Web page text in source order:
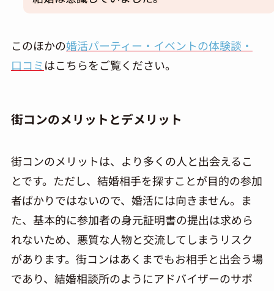
このほかの婚活パーティー・イベントの体験談・
口コミはこちらをご覧ください。
街コンのメリットとデメリット
街コンのメリットは、より多くの人と出会えるこ
とです。ただし、結婚相手を探すことが目的の参加
者ばかりではないので、婚活には向きません。ま
た、基本的に参加者の身元証明書の提出は求めら
れないため、悪質な人物と交流してしまうリスク
があります。街コンはあくまでもお相手と出会う場
であり、結婚相談所のようにアドバイザーのサポ